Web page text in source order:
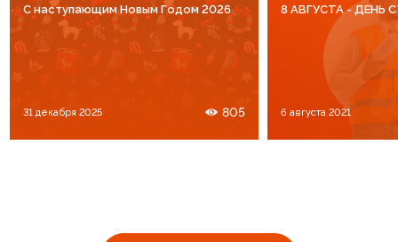
C наступающим Новым Годом 2026
31 декабря 2025 805
8 АВГУСТА - ДЕНЬ
6 августа 2021